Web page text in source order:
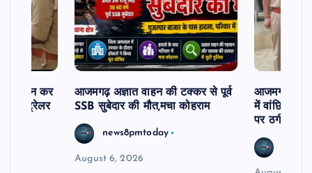
से दर्शन कर
खड़े ट्रेलर
आजमगढ़ अज्ञात वाहन की टक्कर से पूर्व
SSB सुबेदार की मौत,मचा कोहराम
news8pmtoday
August 6, 2026
आजमगढ़ 43
में वांछित
पर ठगी और